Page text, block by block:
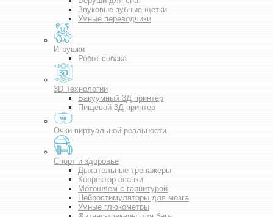
Звуковые зубные щетки
Умные переводчики
Игрушки
Робот-собака
3D Технологии
Вакуумный 3Д принтер
Пищевой 3Д принтер
Очки виртуальной реальности
Спорт и здоровье
Дыхательные тренажеры
Корректор осанки
Мотошлем с гарнитурой
Нейростимуляторы для мозга
Умные глюкометры